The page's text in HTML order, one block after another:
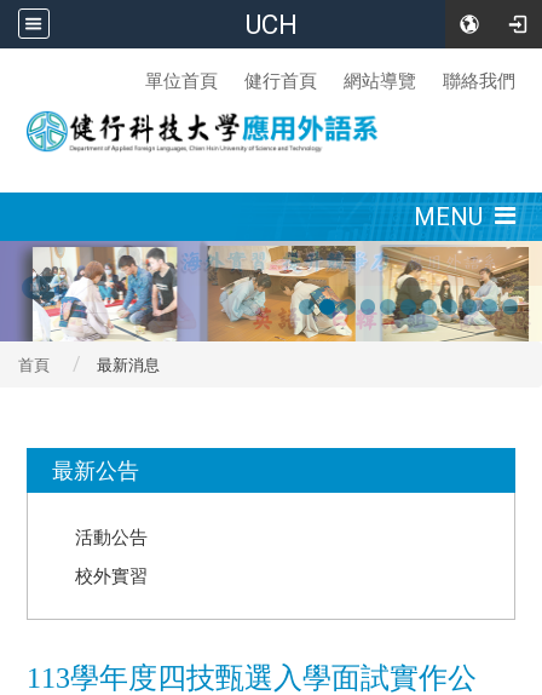
UCH
單位首頁 健行首頁 網站導覽 聯絡我們
MENU
首頁 最新消息
最新公告
活動公告
校外實習
113學年度四技甄選入學面試實作公